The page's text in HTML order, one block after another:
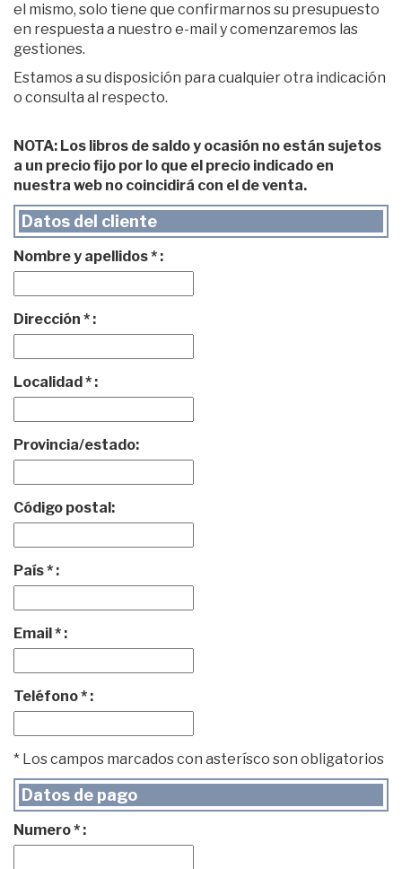
el mismo, solo tiene que confirmarnos su presupuesto
en respuesta a nuestro e-mail y comenzaremos las
gestiones.
Estamos a su disposición para cualquier otra indicación
o consulta al respecto.
NOTA: Los libros de saldo y ocasión no están sujetos
a un precio fijo por lo que el precio indicado en
nuestra web no coincidirá con el de venta.
Datos del cliente
Nombre y apellidos * :
Dirección * :
Localidad * :
Provincia/estado:
Código postal:
País * :
Email * :
Teléfono * :
* Los campos marcados con asterísco son obligatorios
Datos de pago
Numero * :